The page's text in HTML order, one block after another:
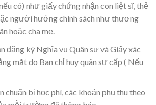
có) như giấy chứng nhận con liệt sĩ, thẻ
người hưởng chính sách như thương
hoặc cha mẹ.
đăng ký Nghĩa vụ Quân sự và Giấy xác
mặt do Ban chỉ huy quân sự cấp ( Nếu
chuẩn bị học phí, các khoản phụ thu theo